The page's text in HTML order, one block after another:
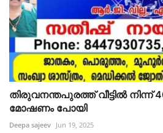
തിരുവനന്തപുരത്ത് വീട്ടിൽ
മോഷണം പോയി
Deepa sajeev Jun 19, 2025